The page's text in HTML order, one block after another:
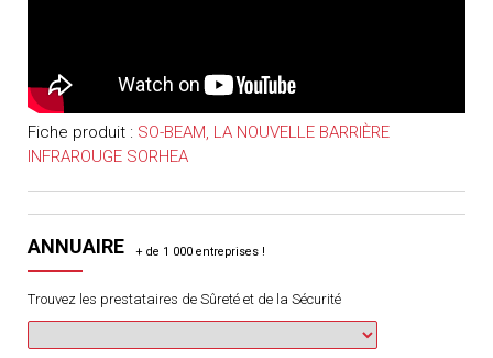
Fiche produit : SO-BEAM, LA NOUVELLE BARRIÈRE
INFRAROUGE SORHEA
ANNUAIRE
Trouvez les prestataires de Sûreté et de la Sécurité